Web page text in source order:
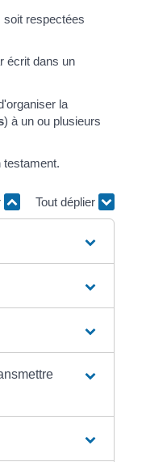
soit respectées
écrit dans un
la
) à un ou plusieurs
testament.
Tout déplier